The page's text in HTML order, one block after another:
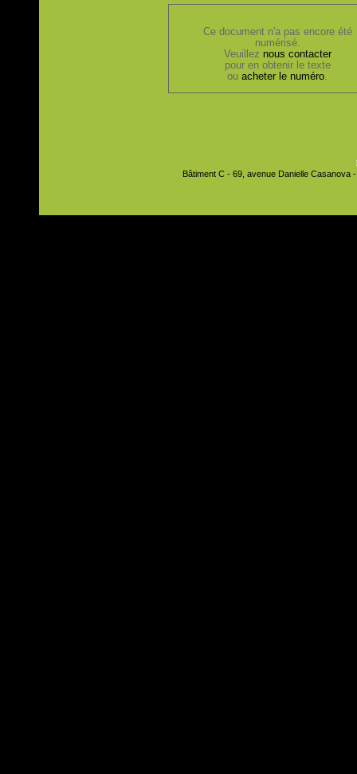
Ce document n'a pas encore été
numérisé.
Veuillez nous contacter
pour en obtenir le texte
ouacheter le numéro.
Bâtiment C - 69, avenue Danielle